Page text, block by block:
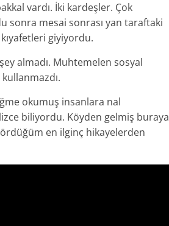
vardı. İki kardeşler. Çok
sonra mesai sonrası yan taraftaki
giyiyordu.
almadı. Muhtemelen sosyal
okumuş insanlara nal
biliyordu. Köyden gelmiş buraya
en ilginç hikayelerden